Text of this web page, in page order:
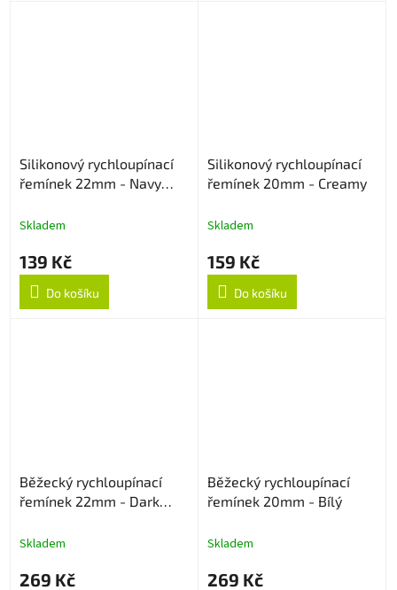
Silikonový rychloupínací
řemínek 22mm - Navy
Skladem
139 Kč
Do košíku
Silikonový rychloupínací
řemínek 20mm - Creamy
Skladem
159 Kč
Do košíku
Běžecký rychloupínací
řemínek 22mm - Dark
Skladem
269 Kč
Běžecký rychloupínací
řemínek 20mm - Bílý
Skladem
269 Kč